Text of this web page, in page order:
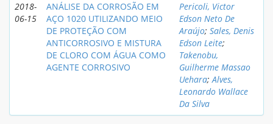
2018-
06-15
ANÁLISE DA CORROSÃO EM
AÇO 1020 UTILIZANDO MEIO
DE PROTEÇÃO COM
ANTICORROSIVO E MISTURA
DE CLORO COM ÁGUA COMO
AGENTE CORROSIVO
Pericoli, Victor
Edson Neto De
Araújo; Sales, Denis
Edson Leite;
Takenobu,
Guilherme Massao
Uehara;Alves,
Leonardo Wallace
Da Silva